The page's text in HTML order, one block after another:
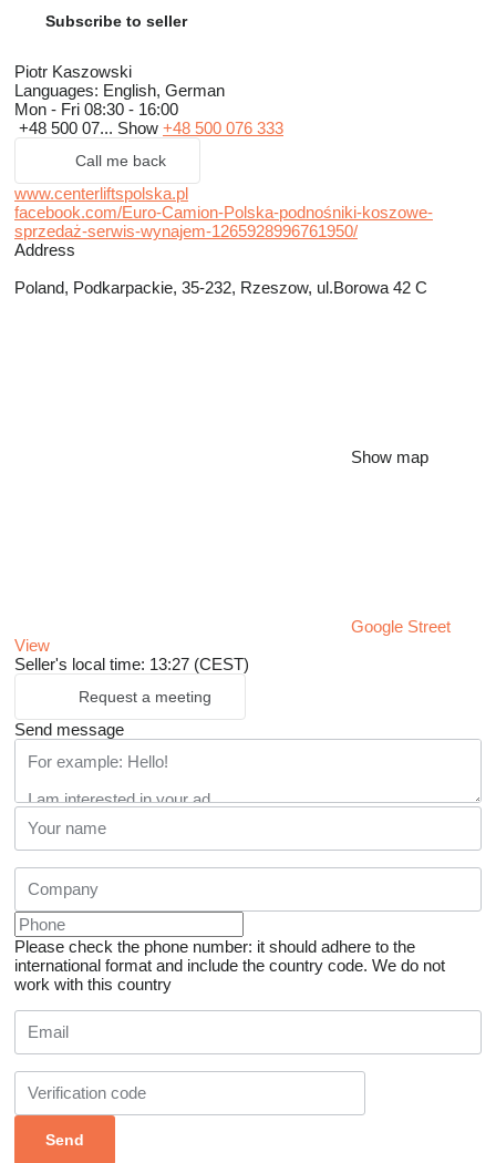
Subscribe to seller
Piotr Kaszowski
Languages: English, German
Mon - Fri 08:30 - 16:00
+48 500 07... Show +48 500 076 333
Call me back
www.centerliftspolska.pl
facebook.com/Euro-Camion-Polska-podnośniki-koszowe-
sprzedaż-serwis-wynajem-1265928996761950/
Address
Poland, Podkarpackie, 35-232, Rzeszow, ul.Borowa 42 C
Show map
Google Street
View
Seller's local time: 13:27 (CEST)
Request a meeting
Send message
Please check the phone number: it should adhere to the
international format and include the country code. We do not
work with this country